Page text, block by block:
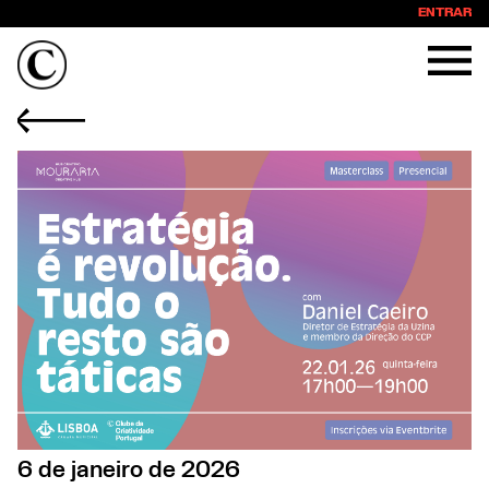
ENTRAR
6 de janeiro de 2026